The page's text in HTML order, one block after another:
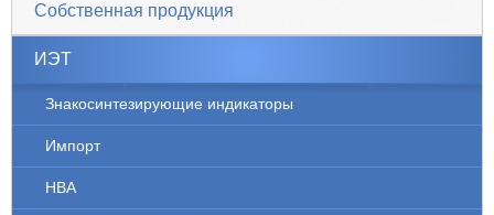
Собственная продукция
ИЭТ
Знакосинтезирующие индикаторы
Импорт
НВА